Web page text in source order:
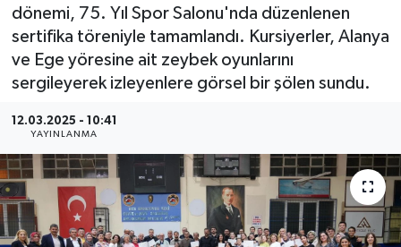
dönemi, 75. Yıl Spor Salonu'nda düzenlenen
sertifika töreniyle tamamlandı. Kursiyerler, Alanya
ve Ege yöresine ait zeybek oyunlarını
sergileyerek izleyenlere görsel bir şölen sundu.
12.03.2025 - 10:41
YAYINLANMA
Gazipaşa